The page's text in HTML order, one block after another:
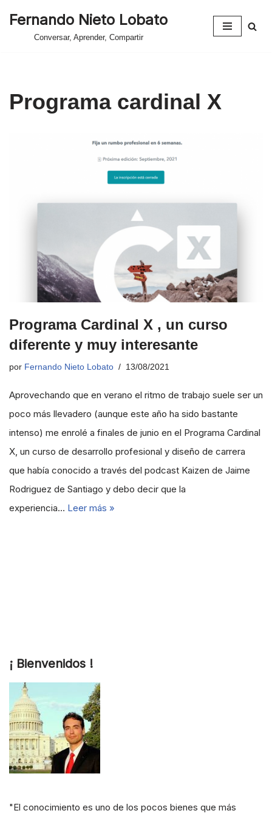
Fernando Nieto Lobato
Conversar, Aprender, Compartir
Programa cardinal X
Programa Cardinal X , un curso
diferente y muy interesante
por Fernando Nieto Lobato 13/08/2021
Aprovechando que en verano el ritmo de trabajo suele ser un
poco más llevadero (aunque este año ha sido bastante
intenso) me enrolé a finales de junio en el Programa Cardinal
X, un curso de desarrollo profesional y diseño de carrera
que había conocido a través del podcast Kaizen de Jaime
Rodriguez de Santiago y debo decir que la
experiencia… Leer más »
¡ Bienvenidos !
"El conocimiento es uno de los pocos bienes que más